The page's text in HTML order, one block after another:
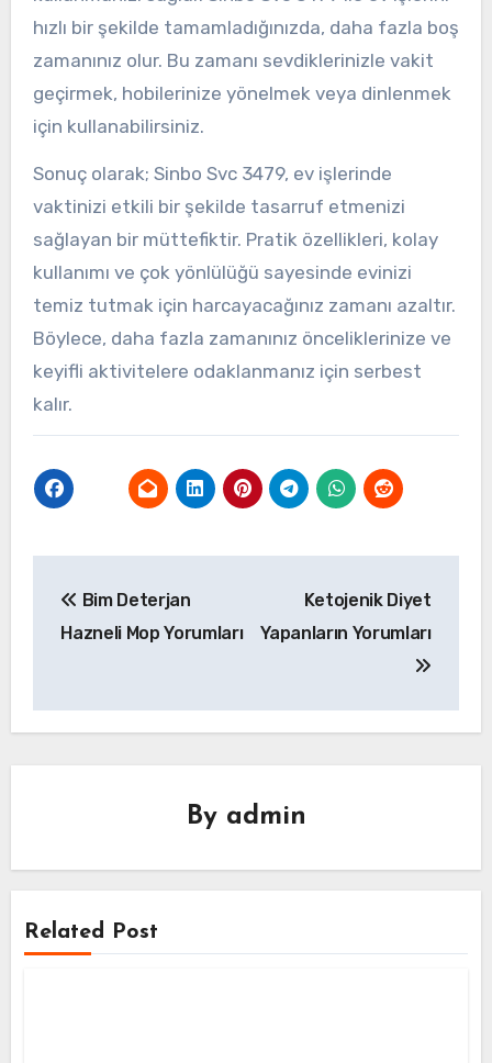
hızlı bir şekilde tamamladığınızda, daha fazla boş
zamanınız olur. Bu zamanı sevdiklerinizle vakit
geçirmek, hobilerinize yönelmek veya dinlenmek
için kullanabilirsiniz.
Sonuç olarak; Sinbo Svc 3479, ev işlerinde
vaktinizi etkili bir şekilde tasarruf etmenizi
sağlayan bir müttefiktir. Pratik özellikleri, kolay
kullanımı ve çok yönlülüğü sayesinde evinizi
temiz tutmak için harcayacağınız zamanı azaltır.
Böylece, daha fazla zamanınız önceliklerinize ve
keyifli aktivitelere odaklanmanız için serbest
kalır.
gezinmesi
Bim Deterjan
Hazneli Mop Yorumları
Ketojenik Diyet
Yapanların Yorumları
By admin
Related Post